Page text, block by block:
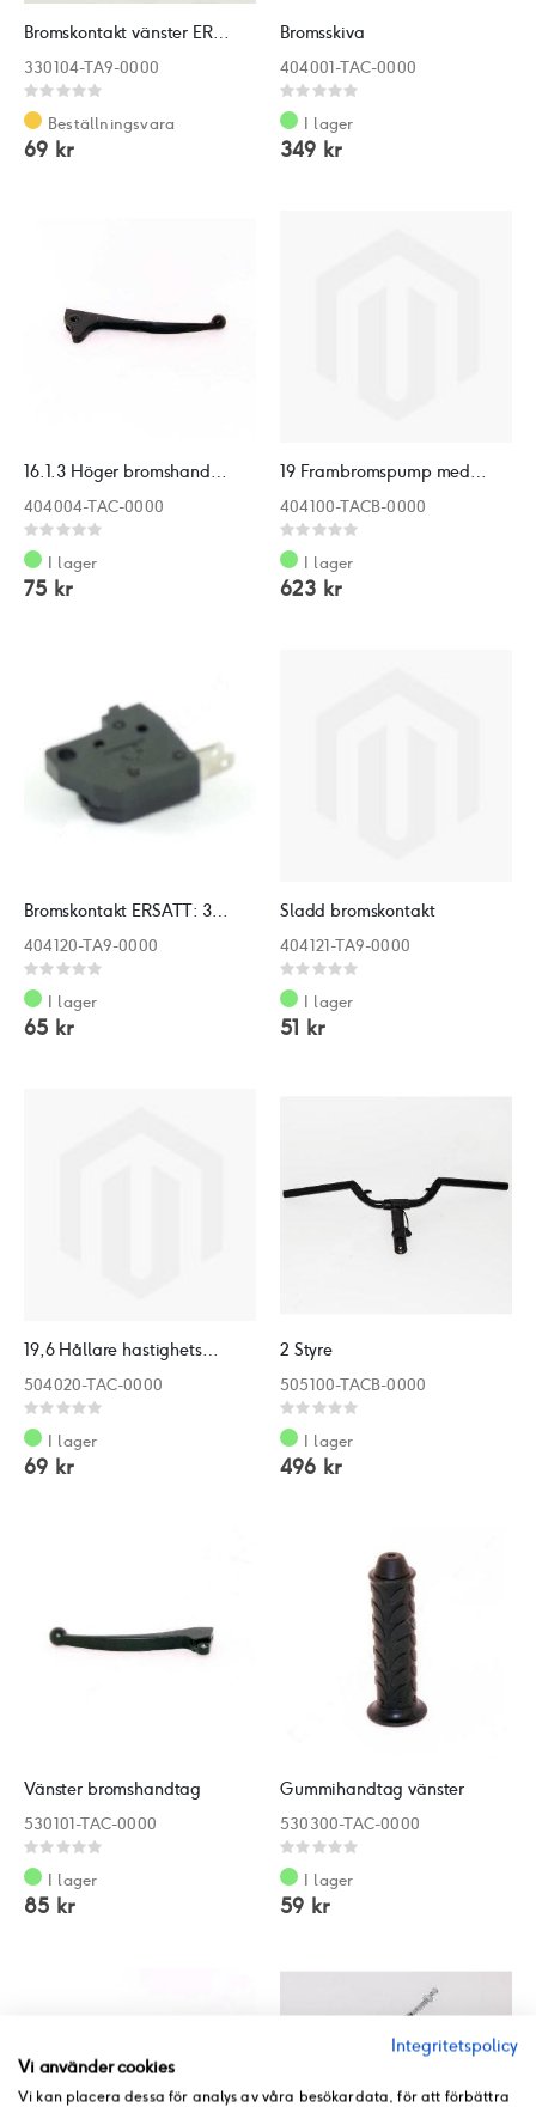
Bromskontakt vänster ERSATT AV: 3411006
330104-TA9-0000
Rating:
0%
Beställningsvara
69 kr
Bromsskiva
404001-TAC-0000
Rating:
0%
I lager
349 kr
16.1.3 Höger bromshandtag UTGÅR
404004-TAC-0000
Rating:
0%
I lager
75 kr
19 Frambromspump med handtag
404100-TACB-0000
Rating:
0%
I lager
623 kr
Bromskontakt ERSATT: 3547021
404120-TA9-0000
Rating:
0%
I lager
65 kr
Sladd bromskontakt
404121-TA9-0000
Rating:
0%
I lager
51 kr
19,6 Hållare hastighetsmätarvajer
504020-TAC-0000
Rating:
0%
I lager
69 kr
2 Styre
505100-TACB-0000
Rating:
0%
I lager
496 kr
Vänster bromshandtag
530101-TAC-0000
Rating:
0%
I lager
85 kr
Gummihandtag vänster
530300-TAC-0000
Rating:
0%
I lager
59 kr
Integritetspolicy
Vi använder cookies
Vi kan placera dessa för analys av våra besökardata, för att förbättra